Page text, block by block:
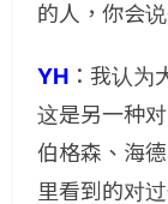
的人，你会
YH ：我认为
这是另一种
伯格森、海
里看到的对